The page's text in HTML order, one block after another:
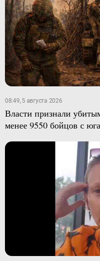
08:49, 5 августа 2026
Власти признали
менее 9550 бойцов с